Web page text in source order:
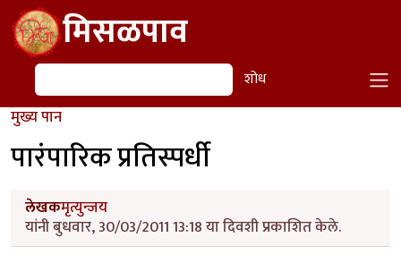
Skip to main contentमिसळपाव
शोध शोध
मुख्य पान
पारंपारिक प्रतिस्पर्धी
लेखकमृत्युन्जय
यांनी बुधवार, 30/03/2011 13:18 या दिवशी प्रकाशित केले.